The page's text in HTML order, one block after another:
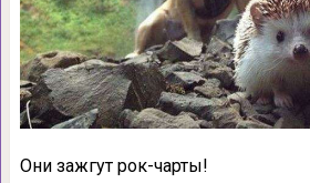
Они зажгут рок-чарты!